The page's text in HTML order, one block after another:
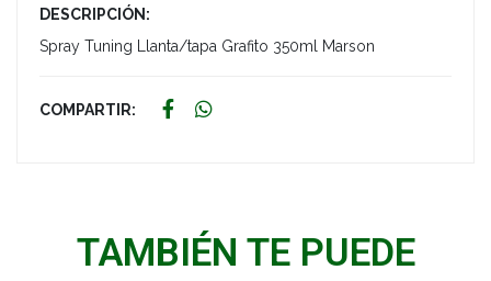
DESCRIPCIÓN:
Spray Tuning Llanta/tapa Grafito 350ml Marson
COMPARTIR:
TAMBIÉN TE PUEDE